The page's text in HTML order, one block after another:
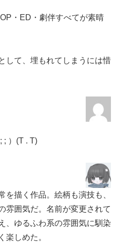
・ED・劇伴すべてが素晴
して、埋もれてしまうには惜
; ）(T . T)
を描く作品。絵柄も演技も、
雰囲気だ。名前が変更されて
、ゆるふわ系の雰囲気に馴染
楽しめた。